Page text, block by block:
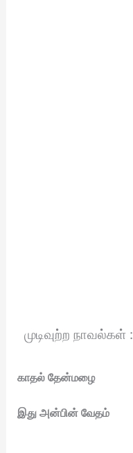
முடிவுற்ற நாவல்கள் :
காதல் தேன்மழை
இது அன்பின் வேதம்